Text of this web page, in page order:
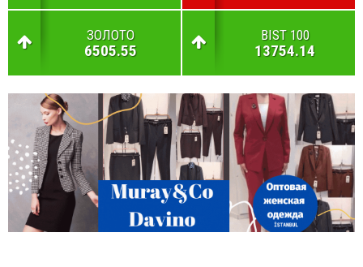
ЗОЛОТО
6505.55
BIST 100
13754.14